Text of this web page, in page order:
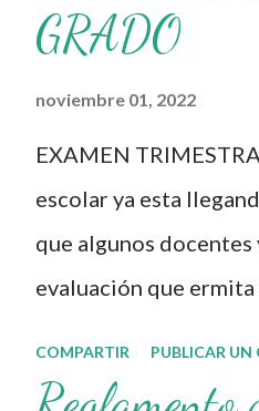
materiales, se
transforman,
entretejiendo los
procesos de formación
de gestión, sin
distinguirlos por
momentos, y
GRADO
noviembre 01, 2022
EXAMEN
escolar ya esta
que algunos docentes
evaluación que
evaluar las diferentes
COMPARTIR PUBLICAR